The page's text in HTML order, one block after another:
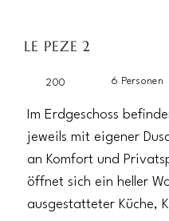
LE PEZE 2
200 6 Personen
Im Erdgeschoss
jeweils mit eigener
an Komfort und
öffnet sich ein heller
ausgestatteter Küche,